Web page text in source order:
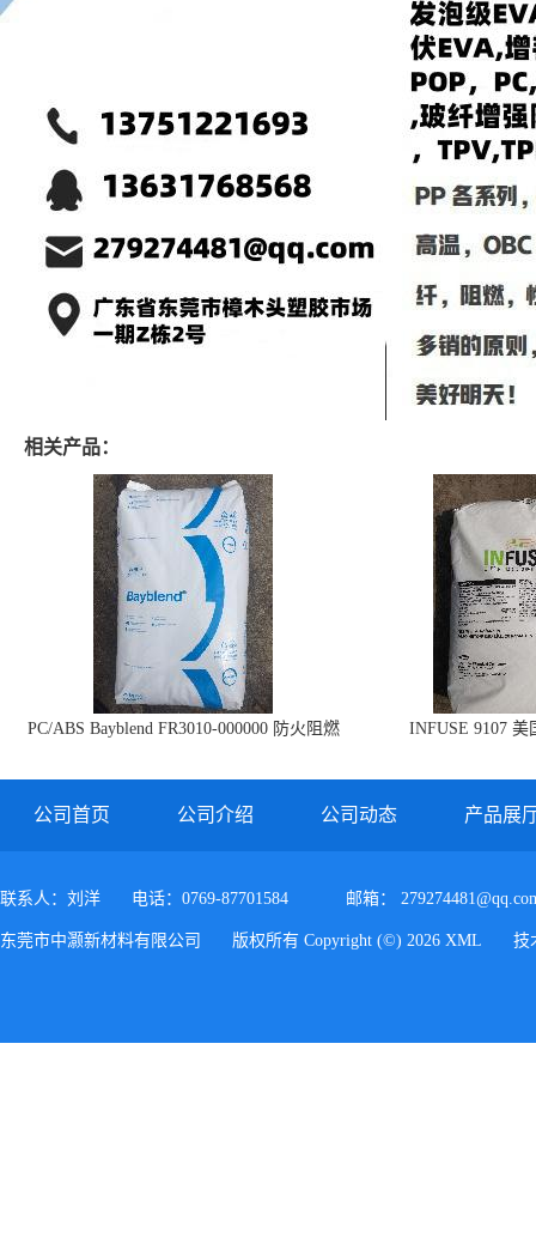
相关产品：
PC/ABS Bayblend FR3010-000000 防火阻燃
INFUSE 9107 美
公司首页 公司介绍 公司动态 产品展
联系人：刘洋 电话：0769-87701584 邮箱：
东莞市中灏新材料有限公司 版权所有 Copyright (©) 2026 XML 技